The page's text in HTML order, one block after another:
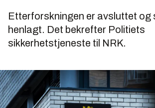
Etterforskningen er avsluttet og
henlagt. Det bekrefter Politiets
sikkerhetstjeneste til NRK.